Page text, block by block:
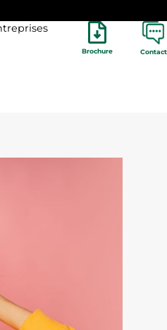
Brochure Contact